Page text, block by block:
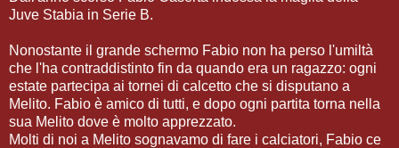
Juve Stabia in Serie B.
Nonostante il grande schermo Fabio non ha perso l'umiltà
che l'ha contraddistinto fin da quando era un ragazzo: ogni
estate partecipa ai tornei di calcetto che si disputano a
Melito. Fabio è amico di tutti, e dopo ogni partita torna nella
sua Melito dove è molto apprezzato.
Molti di noi a Melito sognavamo di fare i calciatori, Fabio ce